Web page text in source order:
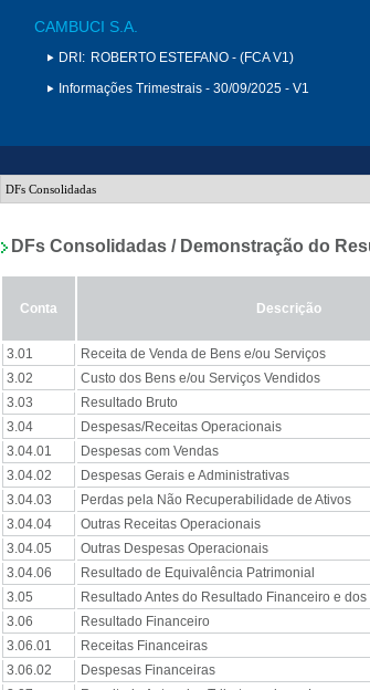
CAMBUCI S.A.
DRI: ROBERTO ESTEFANO - (FCA V1)
Informações Trimestrais - 30/09/2025 - V1